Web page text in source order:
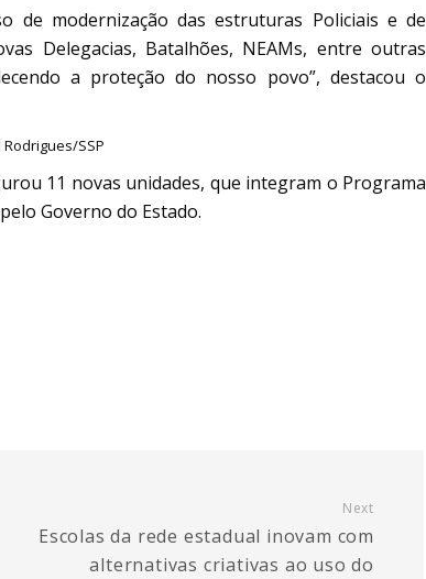
de modernização das estruturas Policiais e de
Delegacias, Batalhões, NEAMs, entre outras
a proteção do nosso povo”, destacou o
SSP
11 novas unidades, que integram o Programa
Governo do Estado.
Next
Escolas da rede estadual inovam com
alternativas criativas ao uso do